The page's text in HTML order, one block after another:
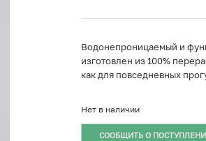
Водонепроницаемый и
изготовлен из 100%
как для повседневных
Нет в наличии
СООБЩИТЬ О